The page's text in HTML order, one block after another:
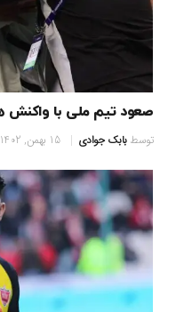
صعود تیم ملی با واکنش
توسطبابک جوادی 15 بهمن, 1402